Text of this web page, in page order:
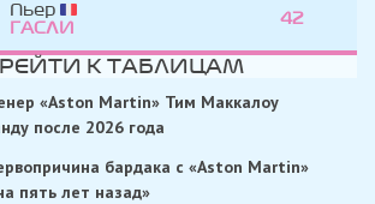
Пьер
ГАСЛИ
42
К ТАБЛИЦАМ
«Aston Martin» Тим Маккалоу
после 2026 года
бардака с «Aston Martin»
пять лет назад»